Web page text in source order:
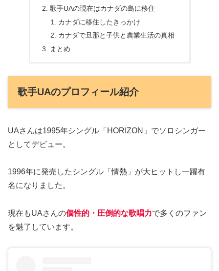
歌手UAの現在はカナダの島に移住
カナダに移住したきっかけ
カナダで旦那と子供と農業生活の真相
まとめ
歌手UAのプロフィール紹介
UAさんは1995年シングル「HORIZON」でソロシンガー
としてデビュー。
1996年に発売したシングル「情熱」が大ヒットし一躍有
名になりました。
現在もUAさんの個性的・圧倒的な歌唱力で多くのファン
を魅了しています。